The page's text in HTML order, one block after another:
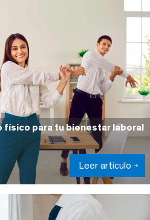
para tu bienestar laboral
Leer artículo